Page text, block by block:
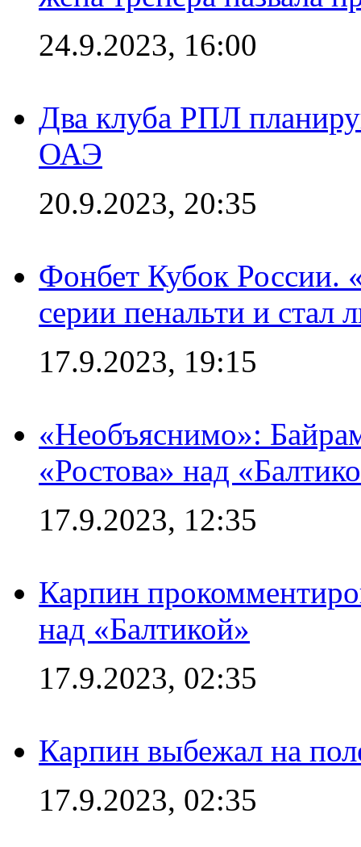
24.9.2023, 16:00
Два клуба РПЛ
ОАЭ
20.9.2023, 20:35
Фонбет Кубок России.
серии пенальти и стал
17.9.2023, 19:15
«Необъяснимо»:
«Ростова» над
17.9.2023, 12:35
Карпин
над «Балтикой»
17.9.2023, 02:35
Карпин выбежал на
17.9.2023, 02:35